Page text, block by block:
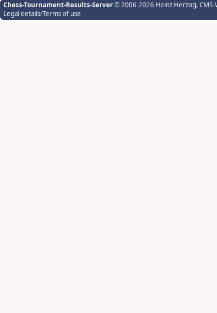
Chess-Tournament-Results-Server© 2006-2026 Heinz Herzog,
Legal details/Terms of use